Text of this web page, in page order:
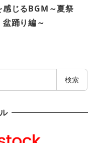
感じるBGM～夏祭
盆踊り編～
検索